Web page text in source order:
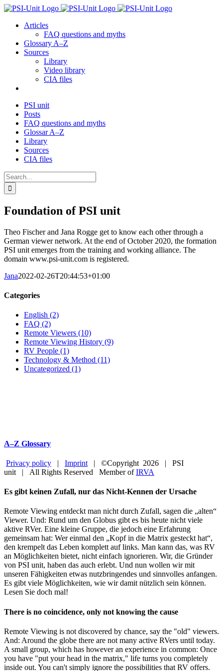
Skip
contentArticles
FAQ questions and myths
Glossary A–Z
Sources
Library
Video library
CIA files
PSI unit
Posts
FAQ questions and myths
Glossar A–Z
Library
Sources
CIA files
Search
for:
Foundation of PSI unit
Theo Fischer and Jana Rogge get to know each other through a
German viewer network. At the end of October 2020, the formation
PSI unit emerges from the training and working alliance. The
domain www.psi-unit.com is registered.
Jana2022-02-26T20:44:53+01:00
Categories
English (2)
FAQ (2)
Remote Viewers (10)
Remote Viewing History (9)
RV People (1)
Technology & Method (11)
Uncategorized (1)
A–Z Glossary
Privacy policy | Imprint | ©Copyright 2026 | PSI
unit | All Rights Reserved Member ofIRVA
Close
Bar
Area
Es gibt keinen Zufall, nur das Nicht-Kennen der Ursache
Remote Viewing entdeckt man nicht durch Zufall, sagen die „alten“
Viewer. Und: Rund um den Globus gibt es bis heute nicht viele
aktive RVer. Eine kleine Gruppe, die jedoch eine Erfahrung
gemeinsam hat: Wer einmal den „Kopf in die Matrix gesteckt hat“,
den krempelt das Leben komplett auf links. Man kann das, was RV
an Möglichkeiten bietet, nicht einfach ignorieren. Wir, die Gründer
von PSI unit, haben das auch erlebt. Und nun wollen wir mit
unseren Fähigkeiten etwas nutzbringendes und sinnvolles anfangen.
Es gibt viele Möglichkeiten, wie wir damit nützlich sein können.
Lesen Sie doch mal!
There is no coincidence, only not knowing the cause
Remote Viewing is not discovered by chance, say the "old" viewers.
And: Around the globe there are not many active RVers until today.
A small group, which has however an experience in common: Once
you have "put your head in the matrix," life turns you completely
inside out. You can't simply ignore the possibilities that RV offers.